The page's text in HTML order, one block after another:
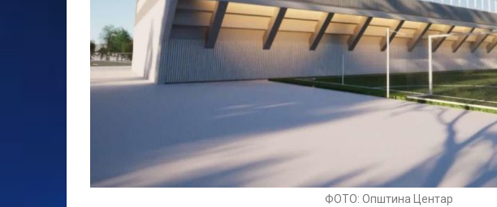
ФОТО: Општина Центар